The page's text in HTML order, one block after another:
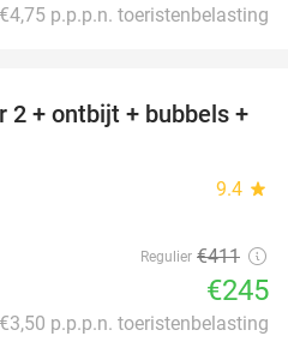
p.p.p.n. toeristenbelasting
40%
2 + ontbijt + bubbels +
9.4 star
Regulier €411
€245
p.p.p.n. toeristenbelasting